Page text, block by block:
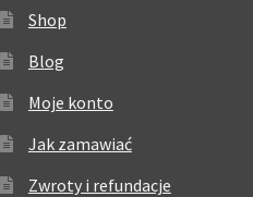
Shop
Blog
Moje konto
Jak zamawiać
Zwroty i refundacje